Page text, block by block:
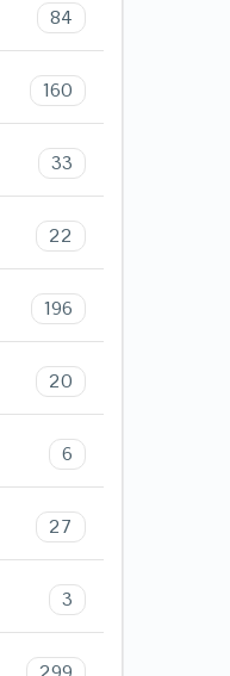
84
160
33
22
196
20
6
27
3